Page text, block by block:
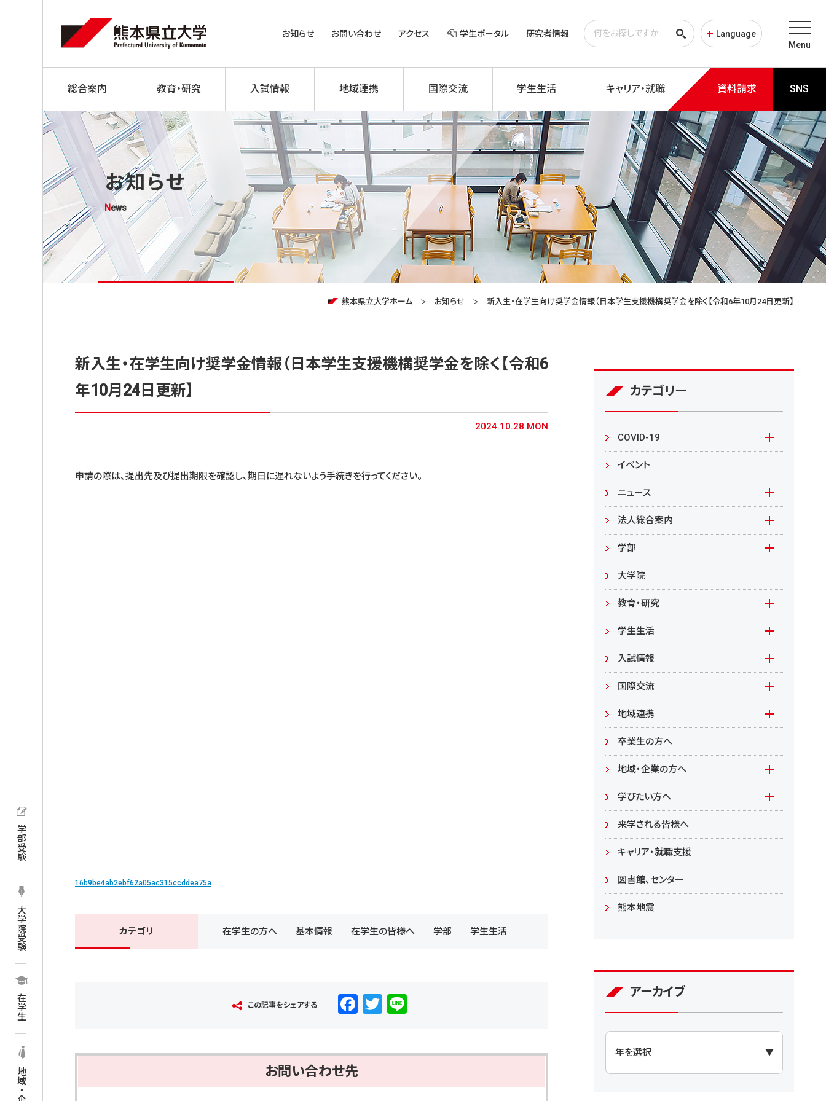
お知らせ お問い合わせ アクセス 学生ポータル 研究者情報 Language
総合案内 教育・研究 入試情報 地域連携 国際交流 学生生活 キャリア・就職 資料請求 SNS
Menu
学部受験
大学院受験
在学生
地域・企業
お知らせ
News
熊本県立大学ホーム お知らせ 新入生・在学生向け奨学金情報（日本学生支援機構奨学金を除く【令和6年10月24日更新】
新入生・在学生向け奨学金情報（日本学生支援機構奨学金を除く【令和6
年10月24日更新】
2024.10.28.MON
申請の際は、提出先及び提出期限を確認し、期日に遅れないよう手続きを行ってください。
16b9be4ab2ebf62a05ac315ccddea75a
カテゴリ 在学生の方へ 基本情報 在学生の皆様へ 学部 学生生活
この記事をシェアする
F
e
b
T
er
お問い合わせ先
カテゴリー
COVID-19
本学の対応
在学生の皆様へ
来学される皆様へ
イベント
ニュース
報道資料
基本情報
法人総合案内
入札情報
教職員募集
教職員募集（教員）
学部
文学部
日文
英米
環境資源
居住環境
食健康
教育/学部・大学院
大学院
教育・研究
教育
地域連携型学生研究(旧学生GP)
もやいすと育成プログラム
学生生活
在学生の方へ
入試情報
入試情報(学部)
入試情報(大学院)
国際交流
Global Lounge
地域連携
公開講座
卒業生の方へ
地域・企業の方へ
学びたい方へ(生涯学習)
学びたい方へ
学部
大学院
来学される皆様へ
キャリア・就職支援
図書館、センター
熊本地震
アーカイブ